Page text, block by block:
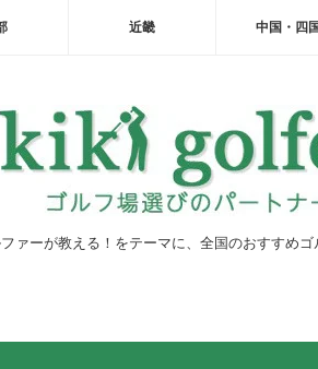
近畿 中国・四国
ァーが教える！をテーマに、全国のおすすめ